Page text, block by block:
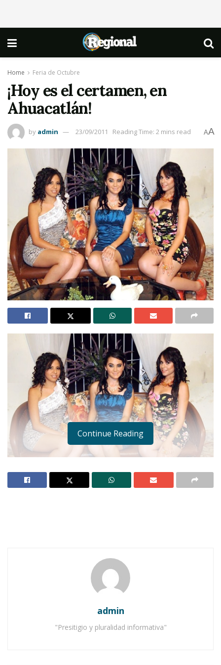
Home Feria de Octubre
¡Hoy es el certamen, en
Ahuacatlán!
by admin 23/09/2011 Reading Time: 2 mins read AA
exhibir las mejores galas, de abrazos, de
apapachos, de buenos deseos. ¡Viernes de
Continue Reading
admin
"Presitigio y pluralidad informativa"